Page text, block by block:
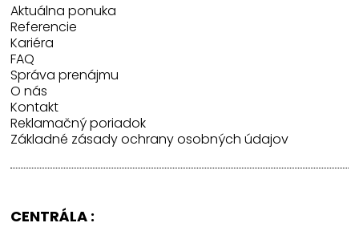
Aktuálna ponuka
Referencie
Kariéra
FAQ
Správa prenájmu
O nás
Kontakt
Reklamačný poriadok
Základné zásady ochrany osobných údajov
CENTRÁLA :